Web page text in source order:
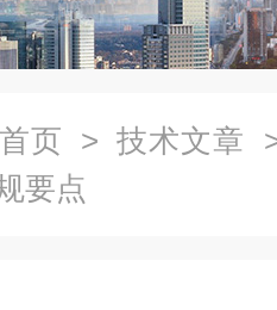
首页 > 技术文章
要点